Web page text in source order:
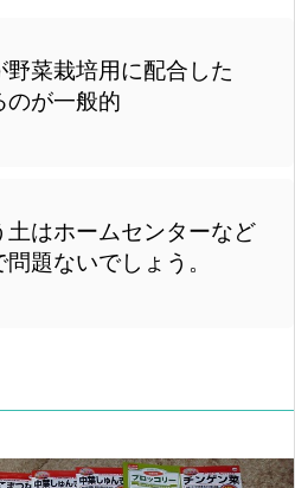
菜栽培用に配合した
のが一般的
はホームセンターなど
題ないでしょう。